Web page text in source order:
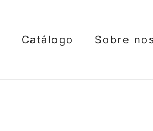
Catálogo Sobre